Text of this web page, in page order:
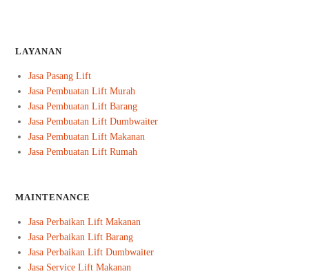
LAYANAN
Jasa Pasang Lift
Jasa Pembuatan Lift Murah
Jasa Pembuatan Lift Barang
Jasa Pembuatan Lift Dumbwaiter
Jasa Pembuatan Lift Makanan
Jasa Pembuatan Lift Rumah
MAINTENANCE
Jasa Perbaikan Lift Makanan
Jasa Perbaikan Lift Barang
Jasa Perbaikan Lift Dumbwaiter
Jasa Service Lift Makanan